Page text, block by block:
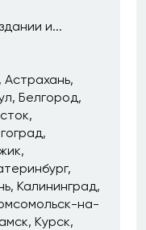
и...
Астрахань
Белгород
Калининград
на-
Курск